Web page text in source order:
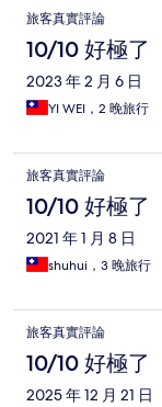
旅客真實評論
10/10 好極了
2023 年 2 月 6 日
YI WEI，2 晚旅行
旅客真實評論
10/10 好極了
2021 年 1 月 8 日
shuhui，3 晚旅行
旅客真實評論
10/10 好極了
2025 年 12 月 21 日